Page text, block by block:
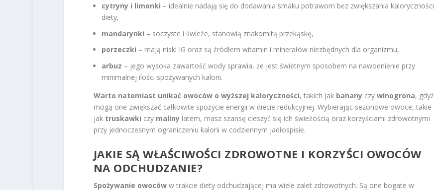
cytryny i limonki – idealnie nadają się do dodawania smaku potrawom bez zwiększania kaloryczności
diety,
mandarynki – soczyste i świeże, stanowią znakomitą przekąskę,
porzeczki – mają niski IG oraz są źródłem witamin i minerałów niezbędnych dla organizmu,
arbuz – jego wysoka zawartość wody sprawia, że jest świetnym sposobem na nawodnienie przy
minimalnej ilości spożywanych kalorii.
Warto natomiast unikać owoców o wyższej kaloryczności, takich jak bananyczy winogrona, gdyż
mogą one zwiększać całkowite spożycie energii w diecie redukcyjnej. Wybierając sezonowe owoce, takie
jak truskawki czy malinylatem, masz szansę cieszyć się ich świeżością oraz korzyściami zdrowotnymi
przy jednoczesnym ograniczeniu kalorii w codziennym jadłospisie.
JAKIE SĄ WŁAŚCIWOŚCI ZDROWOTNE I KORZYŚCI OWOCÓW
NA ODCHUDZANIE?
Spożywanie owocóww trakcie diety odchudzającej ma wiele zalet zdrowotnych. Są one bogate w